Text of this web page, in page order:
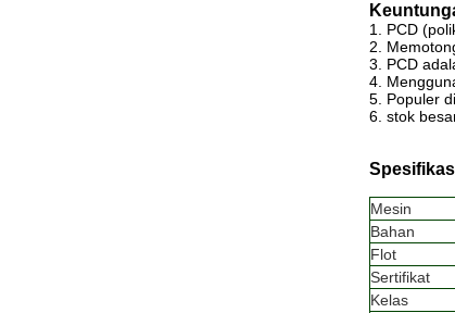
1. PCD
2.
3. PCD
4.
5. Populer
6. stok
Mesin
Bahan
Flot
Sertifikat
Kelas